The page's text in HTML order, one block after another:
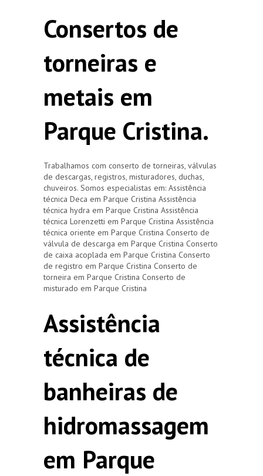
Consertos de
torneiras e
metais em
Parque Cristina.
Trabalhamos com conserto de torneiras, válvulas
de descargas, registros, misturadores, duchas,
chuveiros. Somos especialistas em: Assistência
técnica Deca em Parque Cristina Assistência
técnica hydra em Parque Cristina Assistência
técnica Lorenzetti em Parque Cristina Assistência
técnica oriente em Parque Cristina Conserto de
válvula de descarga em Parque Cristina Conserto
de caixa acoplada em Parque Cristina Conserto
de registro em Parque Cristina Conserto de
torneira em Parque Cristina Conserto de
misturado em Parque Cristina
Assistência
técnica de
banheiras de
hidromassagem
em Parque